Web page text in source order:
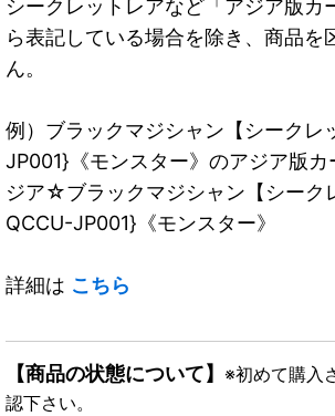
シークレットレアなど「アジア版カ
ら表記している場合を除き、商品を
ん。
例）ブラックマジシャン【シークレ
JP001}《モンスター》のアジア版
ジア☆ブラックマジシャン【シーク
QCCU-JP001}《モンスター》
詳細は こちら
【商品の状態について】 ※初めて購入
認下さい。